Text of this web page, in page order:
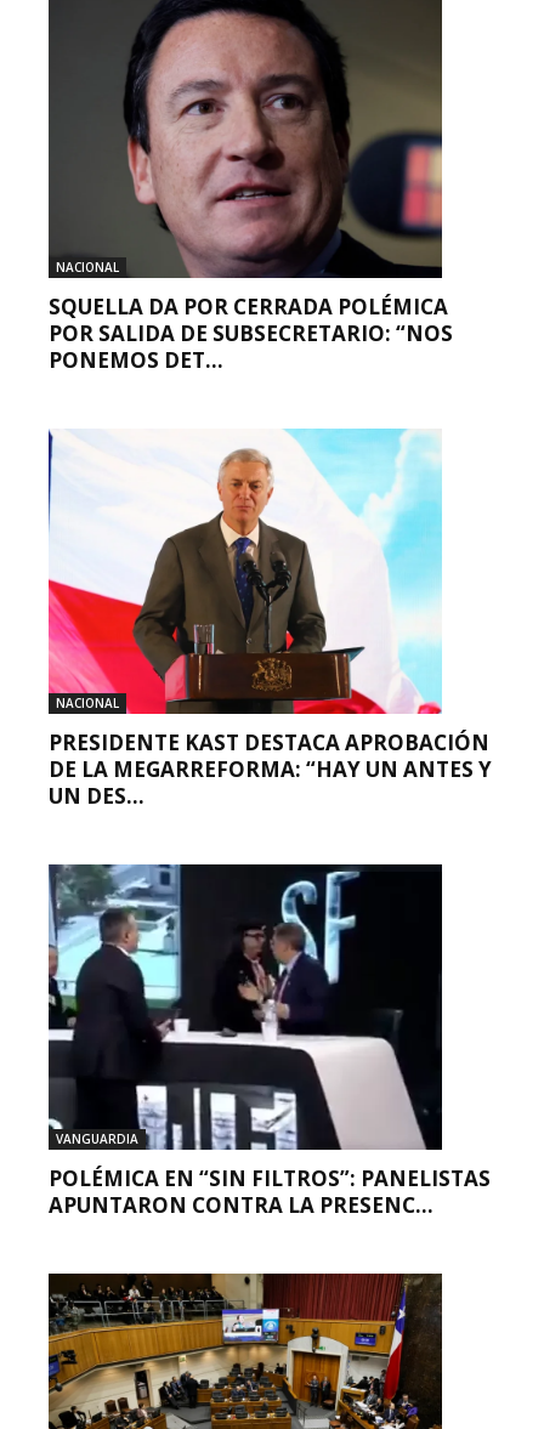
NACIONAL
SQUELLA DA POR CERRADA POLÉMICA
POR SALIDA DE SUBSECRETARIO: “NOS
PONEMOS DET...
NACIONAL
PRESIDENTE KAST DESTACA APROBACIÓN
DE LA MEGARREFORMA: “HAY UN ANTES Y
UN DES...
VANGUARDIA
POLÉMICA EN “SIN FILTROS”: PANELISTAS
APUNTARON CONTRA LA PRESENC...